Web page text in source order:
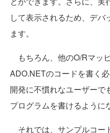
して表示されるため、デバ
ます。
もちろん、他のO/Rマッ
ADO.NETのコードを書く
開発に不慣れなユーザーで
プログラムを書けるように
それでは、サンプルコー